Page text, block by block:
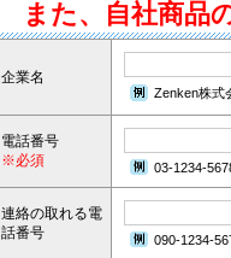
また、自社商品
企業名
Zenken株式
電話番号
※必須
03-1234-
連絡の取れる電
話番号
090-1234-